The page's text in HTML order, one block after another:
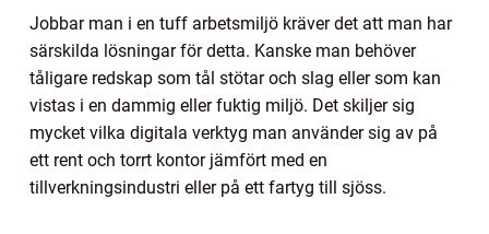
Jobbar man i en tuff arbetsmiljö kräver det att man har
särskilda lösningar för detta. Kanske man behöver
tåligare redskap som tål stötar och slag eller som kan
vistas i en dammig eller fuktig miljö. Det skiljer sig
mycket vilka digitala verktyg man använder sig av på
ett rent och torrt kontor jämfört med en
tillverkningsindustri eller på ett fartyg till sjöss.